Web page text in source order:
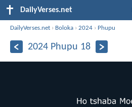
DailyVerses.net
DailyVerses.net › Boloka ›2024 › Phupu
2024 Phupu 18